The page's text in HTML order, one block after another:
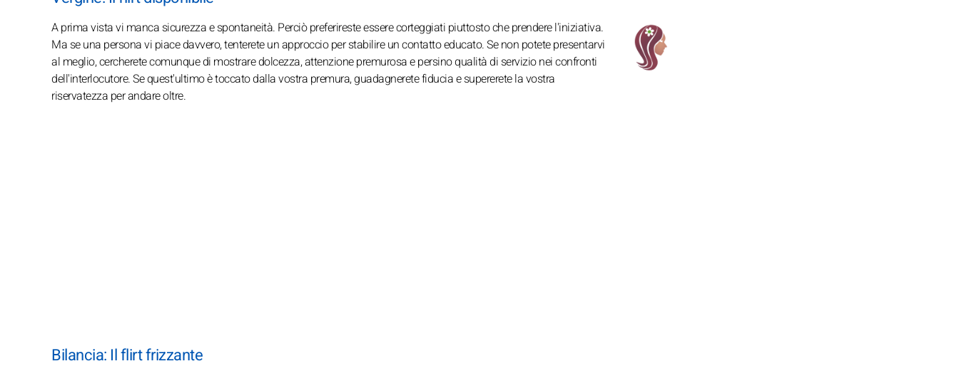
A prima vista vi manca sicurezza e spontaneità. Perciò preferireste essere corteggiati piuttosto che prendere l'iniziativa.
Ma se una persona vi piace davvero, tenterete un approccio per stabilire un contatto educato. Se non potete presentarvi
al meglio, cercherete comunque di mostrare dolcezza, attenzione premurosa e persino qualità di servizio nei confronti
dell'interlocutore. Se quest'ultimo è toccato dalla vostra premura, guadagnerete fiducia e supererete la vostra
riservatezza per andare oltre.
Bilancia: Il flirt frizzante